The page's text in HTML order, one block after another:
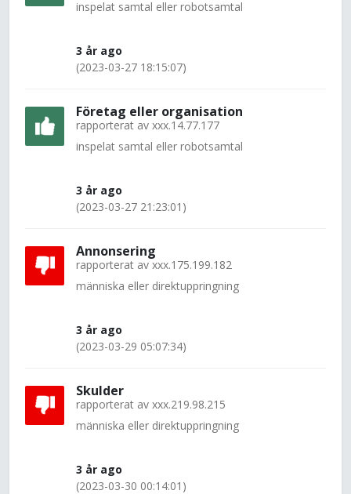
inspelat samtal eller robotsamtal
3 år ago
(2023-03-27 18:15:07)
Företag eller organisation
rapporterat av xxx.14.77.177
inspelat samtal eller robotsamtal
3 år ago
(2023-03-27 21:23:01)
Annonsering
rapporterat av xxx.175.199.182
människa eller direktuppringning
3 år ago
(2023-03-29 05:07:34)
Skulder
rapporterat av xxx.219.98.215
människa eller direktuppringning
3 år ago
(2023-03-30 00:14:01)